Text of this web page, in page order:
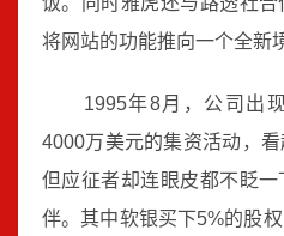
将网站的功能推向一个全新
1995年8月，公司出现
4000万美元的集资活动，看
但应征者却连眼皮都不眨
伴。其中软银买下5%的股